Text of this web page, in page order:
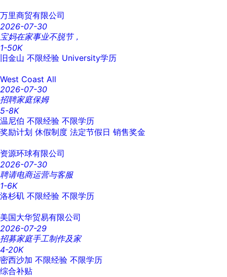
万里商贸有限公司
2026-07-30
宝妈在家事业不脱节，
1-50K
旧金山 不限经验 University学历
West Coast All
2026-07-30
招聘家庭保姆
5-8K
温尼伯 不限经验 不限学历
奖励计划 休假制度 法定节假日 销售奖金
资源环球有限公司
2026-07-30
聘请电商运营与客服
1-6K
洛杉矶 不限经验 不限学历
美国大华贸易有限公司
2026-07-29
招募家庭手工制作及家
4-20K
密西沙加 不限经验 不限学历
综合补贴